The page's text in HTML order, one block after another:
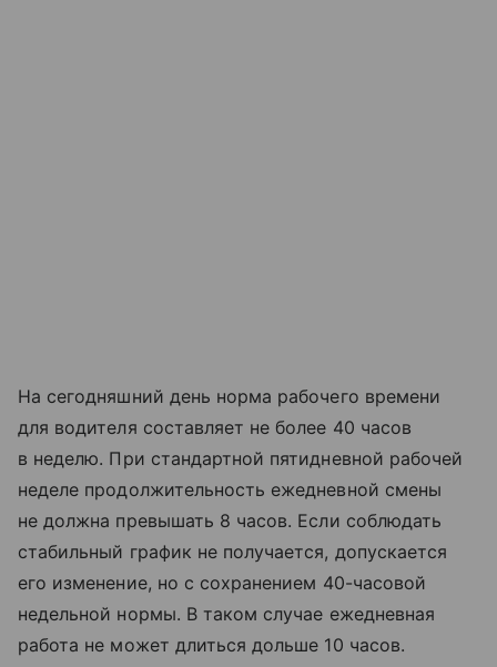
На сегодняшний день норма рабочего времени
для водителя составляет не более 40 часов
в неделю. При стандартной пятидневной рабочей
неделе продолжительность ежедневной смены
не должна превышать 8 часов. Если соблюдать
стабильный график не получается, допускается
его изменение, но с сохранением 40-часовой
недельной нормы. В таком случае ежедневная
работа не может длиться дольше 10 часов.